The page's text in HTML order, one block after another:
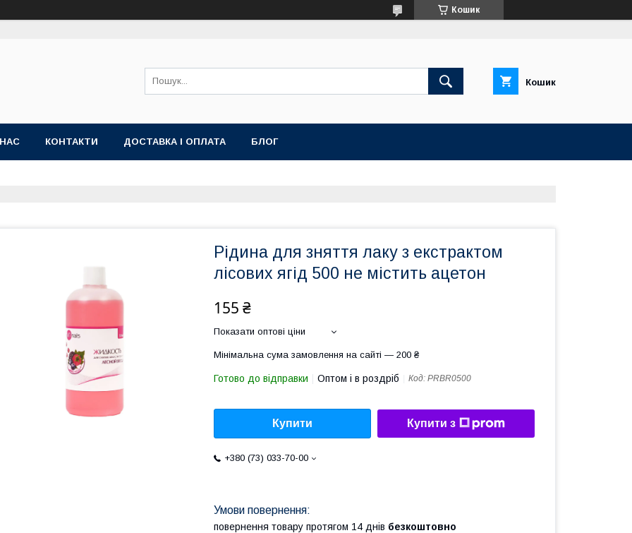
Кошик
Кошик
КОНТАКТИ ДОСТАВКА І ОПЛАТА БЛОГ
Рідина для зняття лаку з екстрактом
лісових ягід 500 не містить ацетон
155 ₴
Показати оптові ціни
Мінімальна сума замовлення на сайті — 200 ₴
Готово до відправки Оптом і в роздріб Код: PRBR0500
Купити Купити з
+380 (73) 033-70-00
повернення товару протягом 14 днів безкоштовно